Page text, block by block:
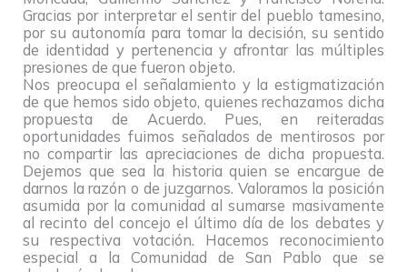
Gracias por interpretar el sentir del pueblo tamesino,
por su autonomía para tomar la decisión, su sentido
de identidad y pertenencia y afrontar las múltiples
presiones de que fueron objeto.
Nos preocupa el señalamiento y la estigmatización
de que hemos sido objeto, quienes rechazamos dicha
propuesta de Acuerdo. Pues, en reiteradas
oportunidades fuimos señalados de mentirosos por
no compartir las apreciaciones de dicha propuesta.
Dejemos que sea la historia quien se encargue de
darnos la razón o de juzgarnos. Valoramos la posición
asumida por la comunidad al sumarse masivamente
al recinto del concejo el último día de los debates y
su respectiva votación. Hacemos reconocimiento
especial a la Comunidad de San Pablo que se